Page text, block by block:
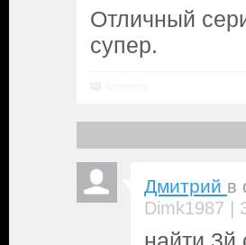
Отличный
супер.
Дмитрий в
Dimk1987 |